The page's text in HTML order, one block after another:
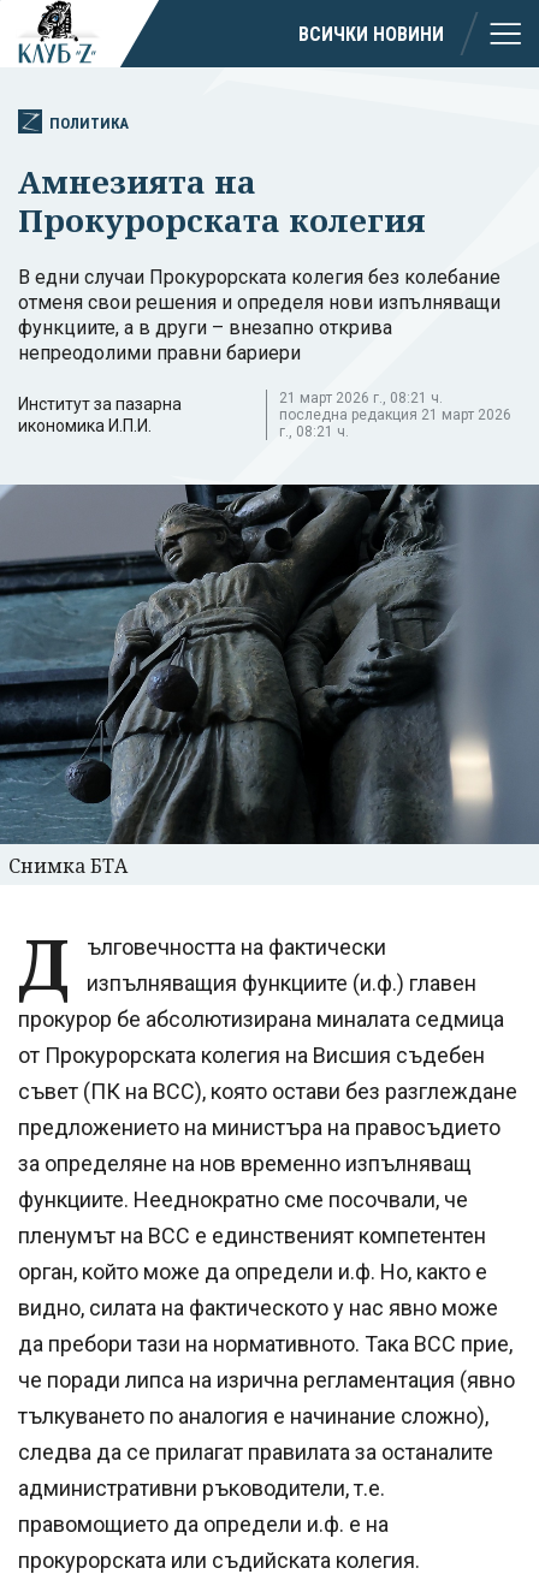
ВСИЧКИ НОВИНИ
ПОЛИТИКА
Амнезията на
Прокурорската колегия
В едни случаи Прокурорската колегия без колебание
отменя свои решения и определя нови изпълняващи
функциите, а в други – внезапно открива
непреодолими правни бариери
Институт за пазарна
икономика И.П.И.
21 март 2026 г., 08:21 ч.
последна редакция 21 март 2026
г., 08:21 ч.
Снимка БТА
Д
ълговечността на фактически
изпълняващия функциите (и.ф.) главен
прокурор бе абсолютизирана миналата седмица
от Прокурорската колегия на Висшия съдебен
съвет (ПК на ВСС), която остави без разглеждане
предложението на министъра на правосъдието
за определяне на нов временно изпълняващ
функциите. Нееднократно сме посочвали, че
пленумът на ВСС е единственият компетентен
орган, който може да определи и.ф. Но, както е
видно, силата на фактическото у нас явно може
да пребори тази на нормативното. Така ВСС прие,
че поради липса на изрична регламентация (явно
тълкуването по аналогия е начинание сложно),
следва да се прилагат правилата за останалите
административни ръководители, т.е.
правомощието да определи и.ф. е на
прокурорската или съдийската колегия.